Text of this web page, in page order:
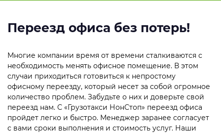
Переезд офиса без потерь!
Многие компании время от времени сталкиваются с
необходимость менять офисное помещение. В этом
случаи приходиться готовиться к непростому
офисному переезду, который несет за собой огромное
количество проблем. Забудьте о них и доверьте свой
переезд нам. С «Грузотакси НонСтоп» переезд офиса
пройдет легко и быстро. Менеджер заранее согласует
с вами сроки выполнения и стоимость услуг. Наши